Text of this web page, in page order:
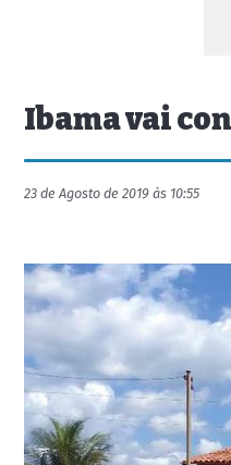
Ibama vai
23 de Agosto de 2019 às 10:55